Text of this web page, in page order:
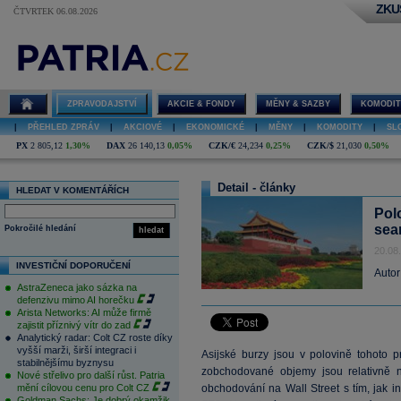
ČTVRTEK 06.08.2026
ZPRAVODAJSTVÍ AKCIE & FONDY MĚNY & SAZBY
PŘEHLED ZPRÁV AKCIOVÉ EKONOMICKÉ MĚNY KOMODITY
PX 2 805,12 1,30% DAX 26 140,13 0,05% CZK/€ 24,234 0,25% CZK/$ 21,030 0,50%
HLEDAT V KOMENTÁŘÍCH
hledat
Pokročilé hledání
INVESTIČNÍ DOPORUČENÍ
AstraZeneca jako sázka na
defenzivu mimo AI horečku
Arista Networks: AI může firmě
zajistit příznivý vítr do zad
Analytický radar: Colt CZ roste díky
vyšší marži, širší integraci i
stabilnějšímu byznysu
Nové střelivo pro další růst. Patria
mění cílovou cenu pro Colt CZ
Detail - články
Asijské burzy jsou v polovině tohoto
zobchodované objemy jsou relativně
obchodování na Wall Street s tím, jak